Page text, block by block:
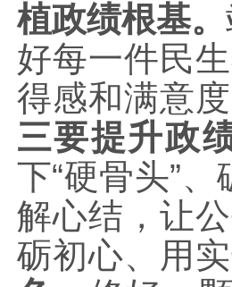
植政绩根基。
好每一件民
得感和满意
三要提升政
下“硬骨头”
解心结，让
砺初心、用